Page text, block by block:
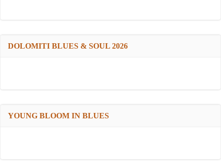
DOLOMITI BLUES & SOUL 2026
YOUNG BLOOM IN BLUES